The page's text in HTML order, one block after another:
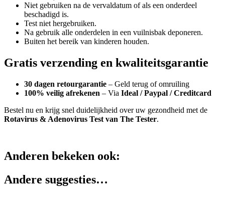
Niet gebruiken na de vervaldatum of als een onderdeel
beschadigd is.
Test niet hergebruiken.
Na gebruik alle onderdelen in een vuilnisbak deponeren.
Buiten het bereik van kinderen houden.
Gratis verzending en kwaliteitsgarantie
30 dagen retourgarantie – Geld terug of omruiling
100% veilig afrekenen – Via Ideal / Paypal / Creditcard
Bestel nu en krijg snel duidelijkheid over uw gezondheid met de
Rotavirus & Adenovirus Test van The Tester.
Anderen bekeken ook:
Andere suggesties…